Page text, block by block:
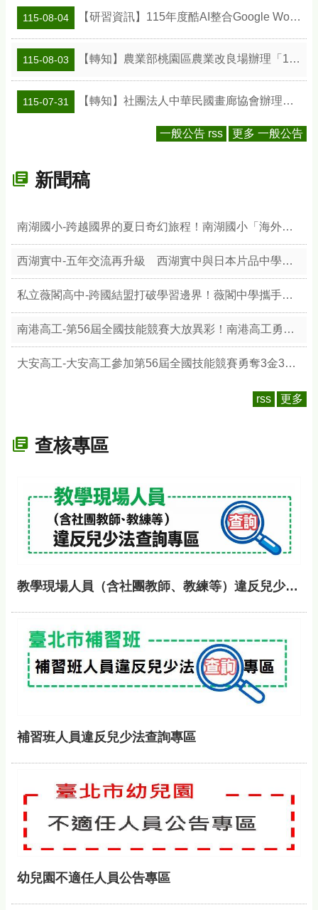
115-08-04 【研習資訊】115年度酷AI整合Google Workspace智慧教學應用研習實施計畫
115-08-03 【轉知】農業部桃園區農業改良場辦理「115年食農教育專業人員在職訓練課程」
115-07-31 【轉知】社團法人中華民國畫廊協會辦理「2026 ART TAIPEI臺北國際藝術博覽會」之「藝術教育日」計畫
一般公告 rss 更多 一般公告
新聞稿
南湖國小-跨越國界的夏日奇幻旅程！南湖國小「海外青年英語服務營」圓滿落幕—8位美加志工攜手64位學員雙向學習，結合校本「天文與陶藝」展現臺灣文化魅力
西湖實中-五年交流再升級 西湖實中與日本片品中學締結教育合作夥伴
私立薇閣高中-跨國結盟打破學習邊界！薇閣中學攜手美國ASU 開創全英文工程科技教育新局
南港高工-第56屆全國技能競賽大放異彩！南港高工勇奪3金4銀2銅5優勝5佳作 展現頂尖技職實力
大安高工-大安高工參加第56屆全國技能競賽勇奪3金3銀4銅 展現技職教育扎實成果
rss 更多
查核專區
教學現場人員（含社團教師、教練等）違反兒少法查詢專區
補習班人員違反兒少法查詢專區
幼兒園不適任人員公告專區